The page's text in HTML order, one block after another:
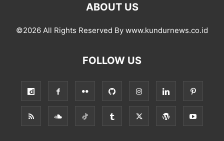
ABOUT US
©2026 All Rights Reserved By www.kundurnews.co.id
FOLLOW US